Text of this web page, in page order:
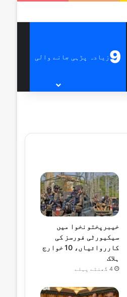
9زیادہ پڑہی جانے والی
خیبرپختونخوا میں
سیکیورٹی فورسز کی
کارروائیاں، 10 خوارج
ہلاک
4 گھنٹے پہلے